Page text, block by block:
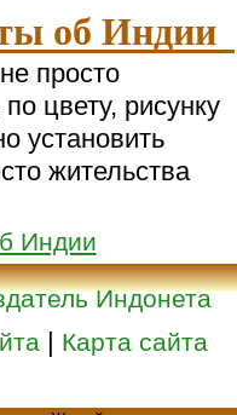
об Индии
просто
цвету, рисунку
установить
жительства
Индии
Индонета
Карта сайта